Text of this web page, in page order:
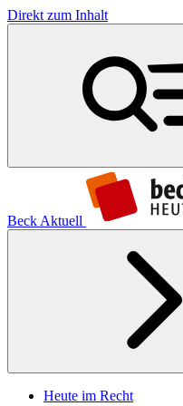
Direkt zum Inhalt
Beck Aktuell
Heute im Recht